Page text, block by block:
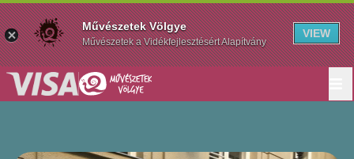
Művészetek Völgye
Művészetek a Vidékfejlesztésért Alapítvány
VIEW